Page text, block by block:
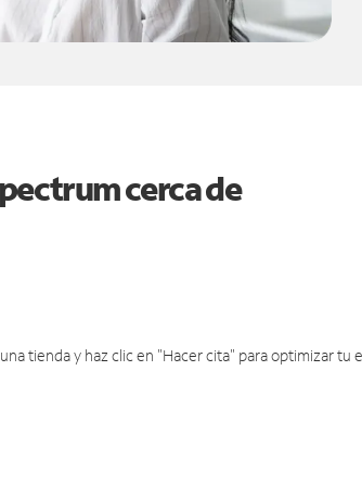
cerca de
tienda y haz clic en "Hacer cita" para optimizar tu